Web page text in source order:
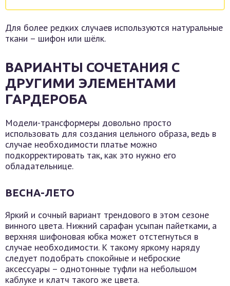
Для более редких случаев используются натуральные
ткани – шифон или шёлк.
ВАРИАНТЫ СОЧЕТАНИЯ С
ДРУГИМИ ЭЛЕМЕНТАМИ
ГАРДЕРОБА
Модели-трансформеры довольно просто
использовать для создания цельного образа, ведь в
случае необходимости платье можно
подкорректировать так, как это нужно его
обладательнице.
ВЕСНА-ЛЕТО
Яркий и сочный вариант трендового в этом сезоне
винного цвета. Нижний сарафан усыпан пайетками, а
верхняя шифоновая юбка может отстегнуться в
случае необходимости. К такому яркому наряду
следует подобрать спокойные и неброские
аксессуары – однотонные туфли на небольшом
каблуке и клатч такого же цвета.